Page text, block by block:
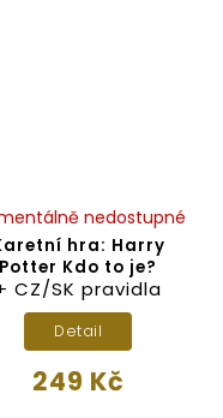
hra: Harry
Potter Kdo to je?
CZ/SK pravidla
nedostupné
249 Kč
Detail